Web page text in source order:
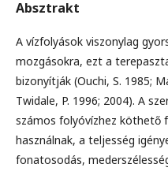
Absztrakt
A vízfolyások viszonylag
mozgásokra, ezt a
bizonyítják (Ouchi, S. 1985;
Twidale, P. 1996; 2004). A
számos folyóvízhez
használnak, a teljesség
fonatosodás,